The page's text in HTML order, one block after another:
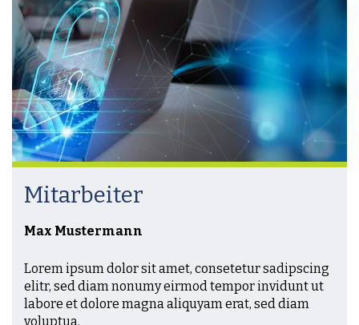
Mitarbeiter
Max Mustermann
Lorem ipsum dolor sit amet, consetetur sadipscing
elitr, sed diam nonumy eirmod tempor invidunt ut
labore et dolore magna aliquyam erat, sed diam
voluptua.